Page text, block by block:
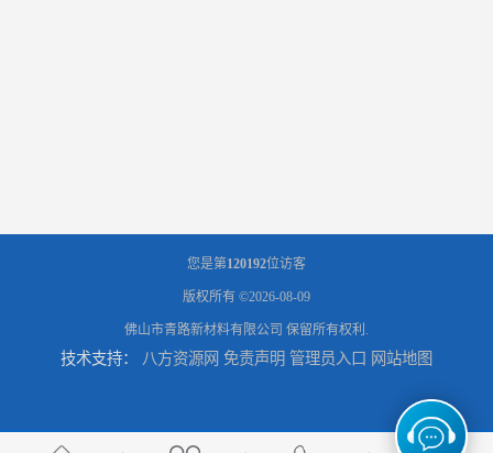
您是第120192位访客
版权所有 ©2026-08-09
佛山市青路新材料有限公司 保留所有权利.
技术支持： 八方资源网 免责声明 管理员入口 网站地图